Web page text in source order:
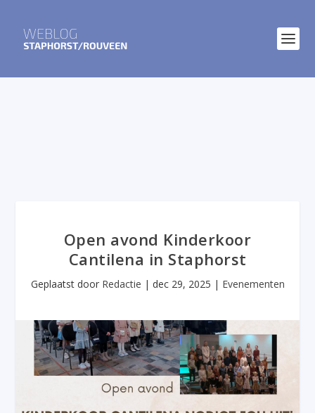
Open avond Kinderkoor
Cantilena in Staphorst
Geplaatst door Redactie | dec 29, 2025 | Evenementen